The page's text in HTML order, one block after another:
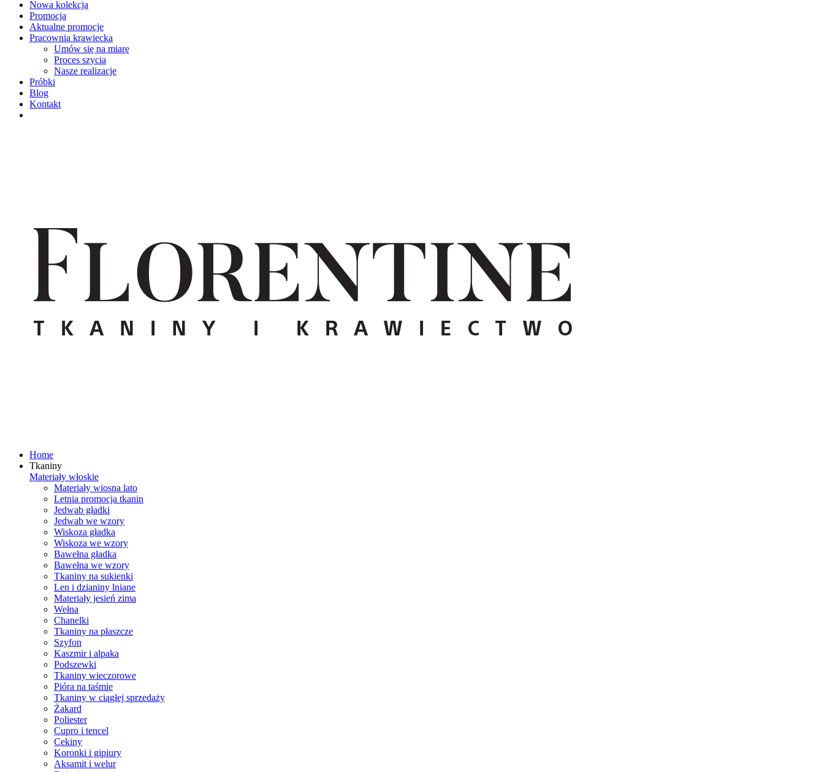
Nowa kolekcja
Promocja
Aktualne promocje
Pracownia krawiecka
Umów się na miarę
Proces szycia
Nasze realizacje
Próbki
Blog
Kontakt
Home
Tkaniny
Materiały włoskie
Materiały wiosna lato
Letnia promocja tkanin
Jedwab gładki
Jedwab we wzory
Wiskoza gładka
Wiskoza we wzory
Bawełna gładka
Bawełna we wzory
Tkaniny na sukienki
Len i dzianiny lniane
Materiały jesień zima
Wełna
Chanelki
Tkaniny na płaszcze
Szyfon
Kaszmir i alpaka
Podszewki
Tkaniny wieczorowe
Pióra na taśmie
Tkaniny w ciągłej sprzedaży
Żakard
Poliester
Cupro i tencel
Cekiny
Koronki i gipiury
Aksamit i welur